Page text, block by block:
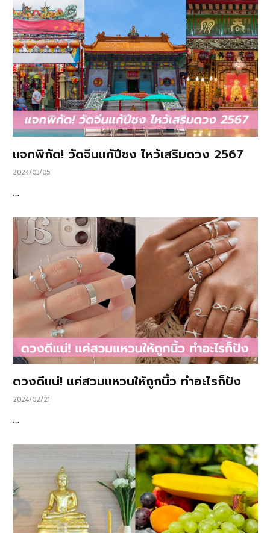
แจกพิกัด! วัดจีนแก้ปีชง ไหว้เสริมดวง 2567
2024/03/05
…
ดวงดีแน่! แค่สวมแหวนให้ถูกนิ้ว ทำอะไรก็ปัง
2024/02/21
…